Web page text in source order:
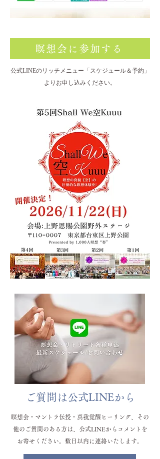
瞑想会に参加する
公式LINEのリッチメニュー「スケジュール＆予約」
よりお申し込みください。
ご質問は公式LINEから
瞑想会・マントラ伝授・真我覚醒ヒーリング、その
他のご質問のある方は、公式LINEからコメントを
お寄せください。数日以内に連絡いたします。